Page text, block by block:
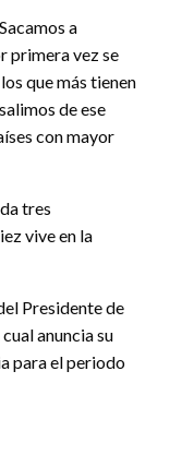
a
primera vez se
que más tienen
de ese
con mayor
tres
vive en la
Presidente de
anuncia su
para el periodo